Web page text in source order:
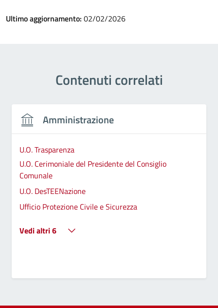
Ultimo aggiornamento: 02/02/2026
Contenuti correlati
Amministrazione
U.O. Trasparenza
U.O. Cerimoniale del Presidente del Consiglio
Comunale
U.O. DesTEENazione
Ufficio Protezione Civile e Sicurezza
Vedi altri 6